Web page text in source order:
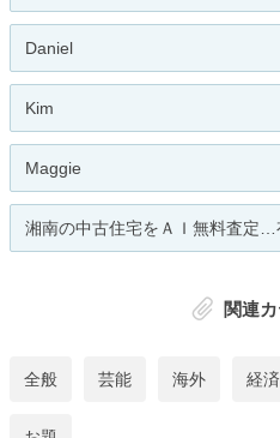
Daniel
Kim
Maggie
湘南の中古住宅をＡＩ無料査定…
関連
全般 芸能 海外 経済